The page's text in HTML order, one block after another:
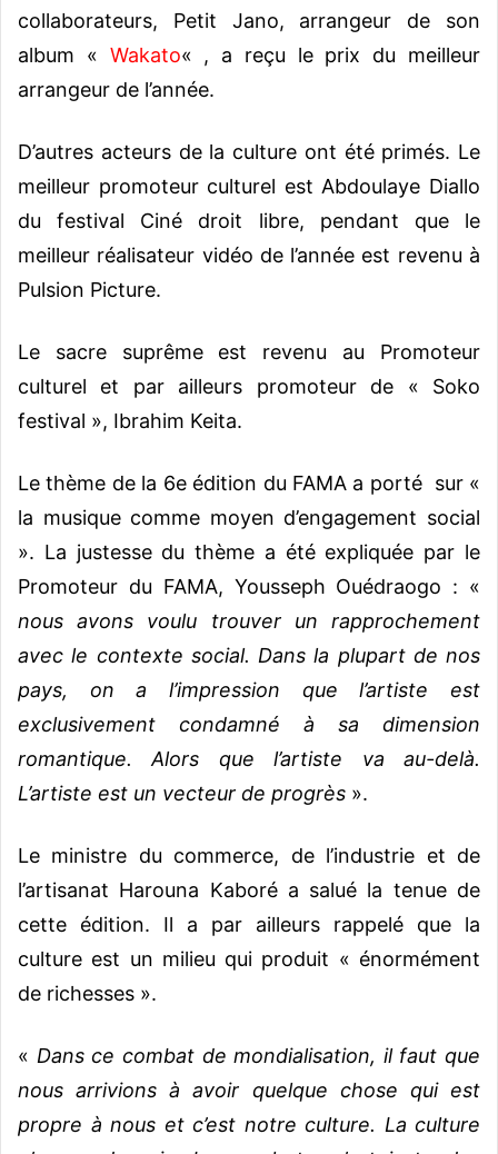
collaborateurs, Petit Jano, arrangeur de son
album « Wakato« , a reçu le prix du meilleur
arrangeur de l’année.
D’autres acteurs de la culture ont été primés. Le
meilleur promoteur culturel est Abdoulaye Diallo
du festival Ciné droit libre, pendant que le
meilleur réalisateur vidéo de l’année est revenu à
Pulsion Picture.
Le sacre suprême est revenu au Promoteur
culturel et par ailleurs promoteur de « Soko
festival », Ibrahim Keita.
Le thème de la 6e édition du FAMA a porté sur «
la musique comme moyen d’engagement social
». La justesse du thème a été expliquée par le
Promoteur du FAMA, Yousseph Ouédraogo : «
nous avons voulu trouver un rapprochement
avec le contexte social. Dans la plupart de nos
pays, on a l’impression que l’artiste est
exclusivement condamné à sa dimension
romantique. Alors que l’artiste va au-delà.
L’artiste est un vecteur de progrès ».
Le ministre du commerce, de l’industrie et de
l’artisanat Harouna Kaboré a salué la tenue de
cette édition. Il a par ailleurs rappelé que la
culture est un milieu qui produit « énormément
de richesses ».
« Dans ce combat de mondialisation, il faut que
nous arrivions à avoir quelque chose qui est
propre à nous et c’est notre culture. La culture